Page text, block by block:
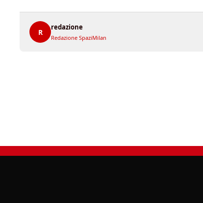
R
redazione
Redazione SpaziMilan